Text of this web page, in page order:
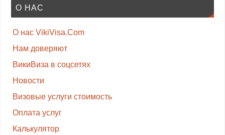
О НАС
О нас VikiVisa.Com
Нам доверяют
ВикиВиза в соцсетях
Новости
Визовые услуги стоимость
Оплата услуг
Калькулятор